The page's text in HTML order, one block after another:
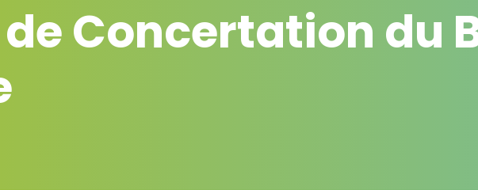
Concertation du